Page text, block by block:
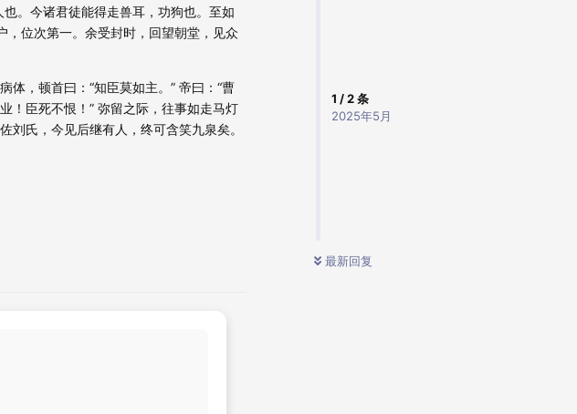
1 /2条
2025年5月
最新回复
。今诸君徒能得走兽耳，功狗也。至如
，位次第一。余受封时，回望朝堂，见众
体，顿首曰：“知臣莫如主。” 帝曰：“曹
！臣死不恨！” 弥留之际，往事如走马灯
氏，今见后继有人，终可含笑九泉矣。